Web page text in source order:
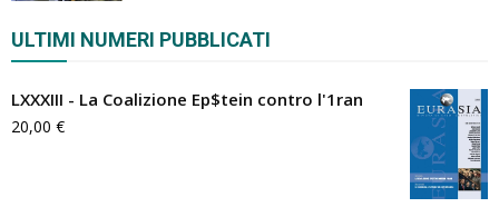
ULTIMI NUMERI PUBBLICATI
LXXXIII - La Coalizione Ep$tein contro l'1ran
20,00 €